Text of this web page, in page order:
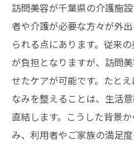
介護施設で訪問美
一人ひとりに寄り
訪問美容が高齢者
施設での訪問美容
訪問美容サービス
自宅や施設で叶える
訪問美容で自宅や
訪問美容が千葉県の介護施
者や介護が必要な方々が外
られる点にあります。従来
が負担となりますが、訪問
せたケアが可能です。たと
なみを整えることは、生活
直結します。こうした背景
み、利用者やご家族の満足度